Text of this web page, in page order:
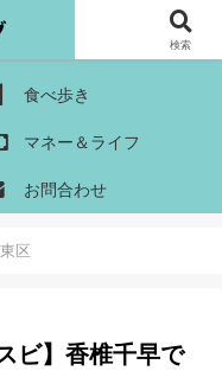
食べ歩き
マネー＆ライフ
お問合わせ
区
ビ】香椎千早で
検索